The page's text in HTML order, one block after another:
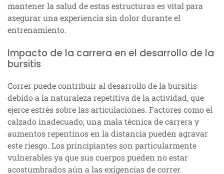
mantener la salud de estas estructuras es vital para
asegurar una experiencia sin dolor durante el
entrenamiento.
Impacto de la carrera en el desarrollo de la
bursitis
Correr puede contribuir al desarrollo de la bursitis
debido a la naturaleza repetitiva de la actividad, que
ejerce estrés sobre las articulaciones. Factores como el
calzado inadecuado, una mala técnica de carrera y
aumentos repentinos en la distancia pueden agravar
este riesgo. Los principiantes son particularmente
vulnerables ya que sus cuerpos pueden no estar
acostumbrados aún a las exigencias de correr.